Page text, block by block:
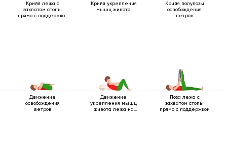
Крийя лежа с
захватом стопы
прямо с поддержкой
Крийя укрепления
мышц живота
Крийя полупозы
освобождения
ветров
Движение
освобождения
ветров
Движение
укрепления мышц
живота лежа на
Поза лежа с
захватом стопы
прямо с поддержкой